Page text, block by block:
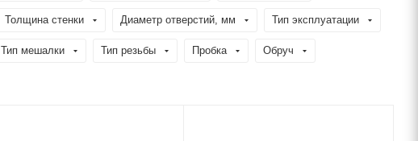
Толщина стенки Диаметр отверстий, мм Тип эксплуатации
Тип мешалки Тип резьбы Пробка Обруч